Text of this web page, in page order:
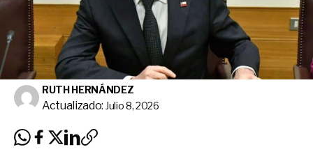
RUTH HERNÁNDEZ
Actualizado: Julio 8, 2026